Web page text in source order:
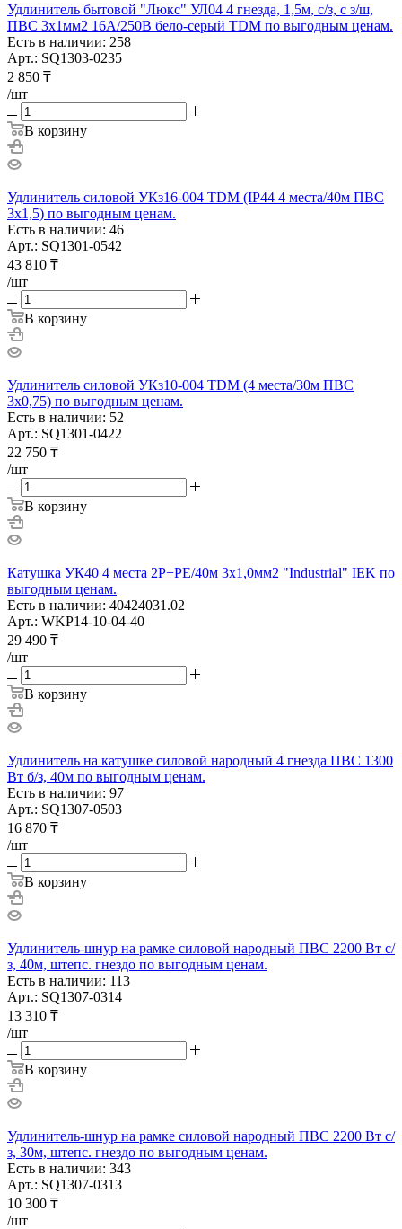
Удлинитель бытовой "Люкс" УЛ04 4 гнезда, 1,5м, с/з, с з/ш,
ПВС 3х1мм2 16А/250В бело-серый TDM по выгодным ценам.
Есть в наличии: 258
Арт.: SQ1303-0235
2 850 ₸
/шт
В корзину
Удлинитель силовой УКз16-004 TDM (IP44 4 места/40м ПВС
3х1,5) по выгодным ценам.
Есть в наличии: 46
Арт.: SQ1301-0542
43 810 ₸
/шт
В корзину
Удлинитель силовой УКз10-004 TDM (4 места/30м ПВС
3х0,75) по выгодным ценам.
Есть в наличии: 52
Арт.: SQ1301-0422
22 750 ₸
/шт
В корзину
Катушка УК40 4 места 2P+PE/40м 3х1,0мм2 "Industrial" IEK по
выгодным ценам.
Есть в наличии: 40424031.02
Арт.: WKP14-10-04-40
29 490 ₸
/шт
В корзину
Удлинитель на катушке силовой народный 4 гнезда ПВС 1300
Вт б/з, 40м по выгодным ценам.
Есть в наличии: 97
Арт.: SQ1307-0503
16 870 ₸
/шт
В корзину
Удлинитель-шнур на рамке силовой народный ПВС 2200 Вт с/
з, 40м, штепс. гнездо по выгодным ценам.
Есть в наличии: 113
Арт.: SQ1307-0314
13 310 ₸
/шт
В корзину
Удлинитель-шнур на рамке силовой народный ПВС 2200 Вт с/
з, 30м, штепс. гнездо по выгодным ценам.
Есть в наличии: 343
Арт.: SQ1307-0313
10 300 ₸
/шт